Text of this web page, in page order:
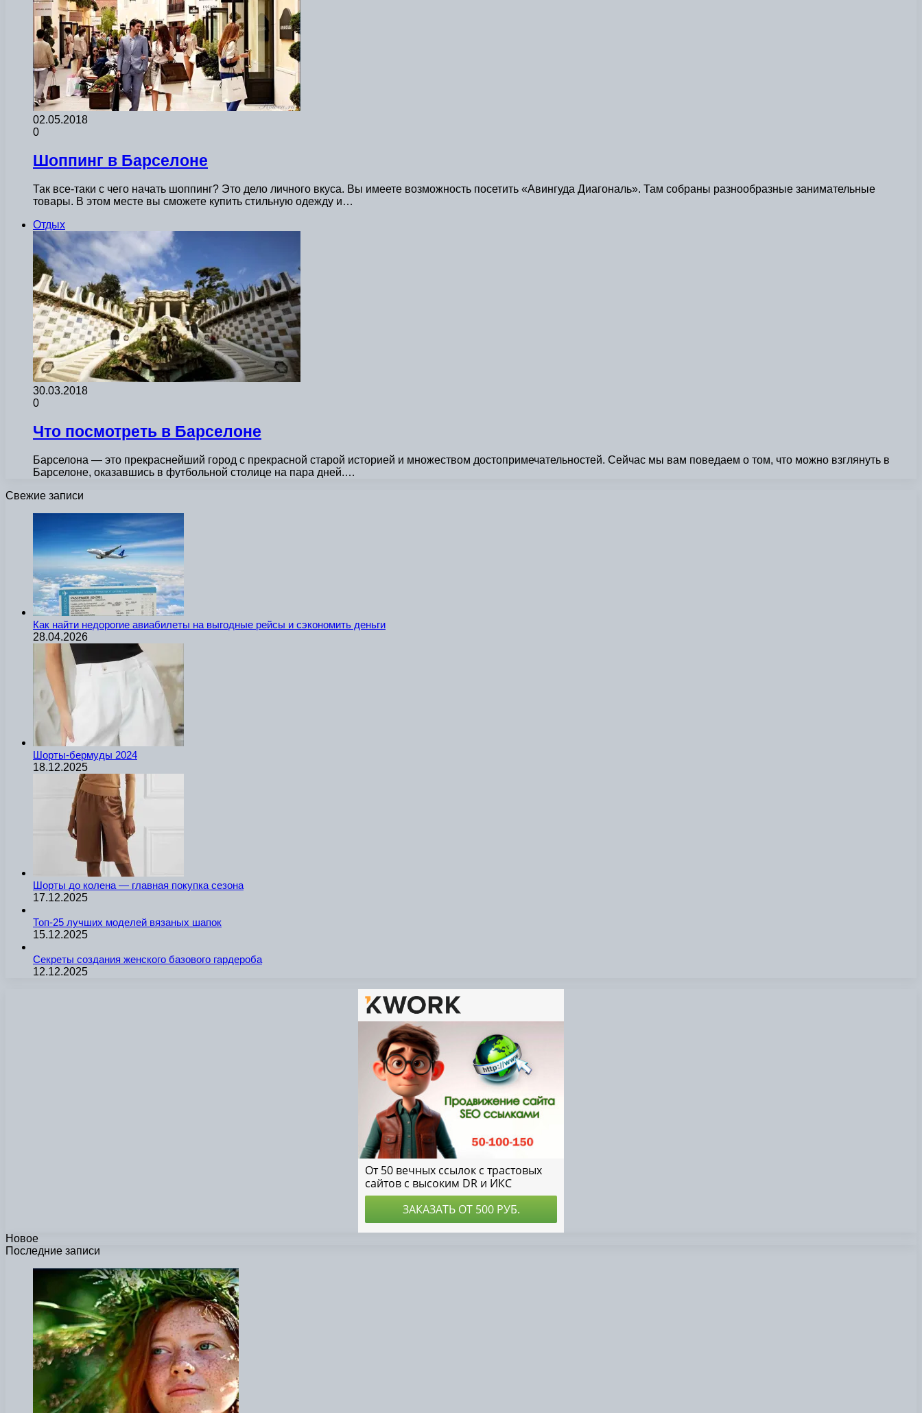
02.05.2018
0
Шоппинг в Барселоне
Так все-таки с чего начать шоппинг? Это дело личного вкуса. Вы имеете возможность посетить «Авингуда Диагональ». Там собраны разнообразные занимательные
товары. В этом месте вы сможете купить стильную одежду и…
Отдых
30.03.2018
0
Что посмотреть в Барселоне
Барселона — это прекраснейший город с прекрасной старой историей и множеством достопримечательностей. Сейчас мы вам поведаем о том, что можно взглянуть в
Барселоне, оказавшись в футбольной столице на пара дней.…
Свежие записи
Как найти недорогие авиабилеты на выгодные рейсы и сэкономить деньги
28.04.2026
Шорты-бермуды 2024
18.12.2025
Шорты до колена — главная покупка сезона
17.12.2025
Топ-25 лучших моделей вязаных шапок
15.12.2025
Секреты создания женского базового гардероба
12.12.2025
Новое
Последние записи